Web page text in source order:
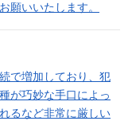
願いいたします。
で増加しており、犯
が巧妙な手口によっ
るなど非常に厳しい